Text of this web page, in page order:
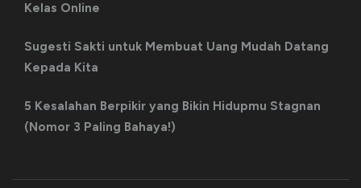
Kelas Online
Sugesti Sakti untuk Membuat Uang Mudah Datang
Kepada Kita
5 Kesalahan Berpikir yang Bikin Hidupmu Stagnan
(Nomor 3 Paling Bahaya!)